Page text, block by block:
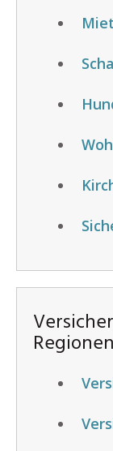
Regionen